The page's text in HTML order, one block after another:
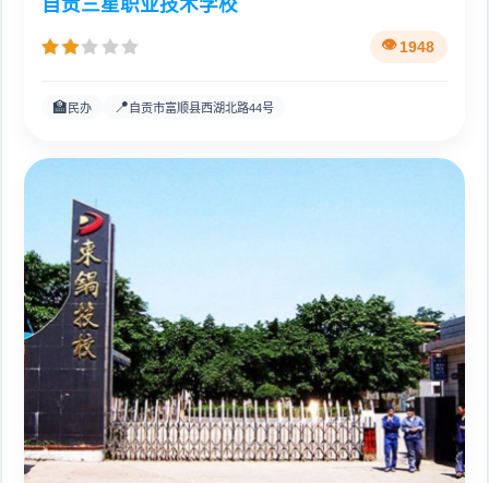
自贡三星职业技术学校
1948
🏫 民办 📍 自贡市富顺县西湖北路44号